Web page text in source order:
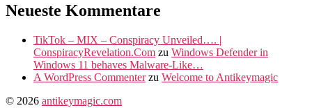
Neueste Kommentare
TikTok – MIX – Conspiracy Unveiled…. |
ConspiracyRevelation.Com zu Windows Defender in
Windows 11 behaves Malware-Like…
A WordPress Commenterzu Welcome to Antikeymagic
© 2026 antikeymagic.com